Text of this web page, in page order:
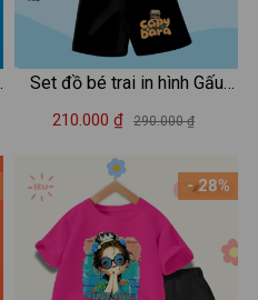
Set đồ bé trai in hình Gấu
Capybara - Loza Kids SB224
210.000 ₫ 290.000 ₫
- 28%